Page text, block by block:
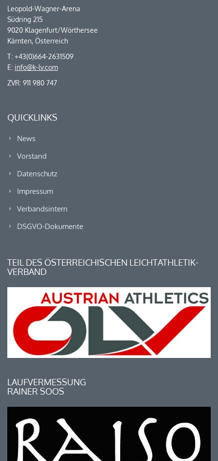
Leopold-Wagner-Arena
Südring 215
9020 Klagenfurt/Wörthersee
Kärnten, Österreich
T: +43(0)664-2631509
E: info@k-lv.com
ZVR: 911 980 747
QUICKLINKS
News
Vorstand
Datenschutz
Impressum
Verbandsintern
DSGVO-Dokumente
TEIL DES ÖSTERREICHISCHEN LEICHTATHLETIK-
VERBAND
LAUFVERMESSUNG
RAINER SOOS